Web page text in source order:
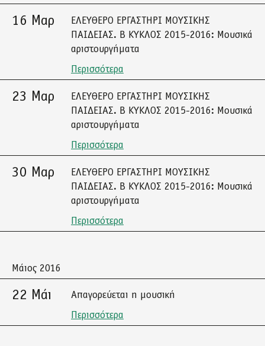
16 Μαρ
ΕΛΕΥΘΕΡΟ ΕΡΓΑΣΤΗΡΙ ΜΟΥΣΙΚΗΣ
ΠΑΙΔΕΙΑΣ. Β ΚΥΚΛΟΣ 2015-2016: Μουσικά
αριστουργήματα
Περισσότερα
23 Μαρ
ΕΛΕΥΘΕΡΟ ΕΡΓΑΣΤΗΡΙ ΜΟΥΣΙΚΗΣ
ΠΑΙΔΕΙΑΣ. Β ΚΥΚΛΟΣ 2015-2016: Μουσικά
αριστουργήματα
Περισσότερα
30 Μαρ
ΕΛΕΥΘΕΡΟ ΕΡΓΑΣΤΗΡΙ ΜΟΥΣΙΚΗΣ
ΠΑΙΔΕΙΑΣ. Β ΚΥΚΛΟΣ 2015-2016: Μουσικά
αριστουργήματα
Περισσότερα
Μάιος 2016
22 Μάι
Απαγορεύεται η μουσική
Περισσότερα